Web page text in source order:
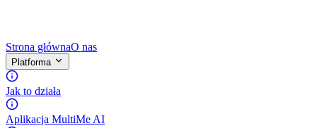
Strona głównaO nas
Platforma
Jak to działa
Aplikacja MultiMe AI